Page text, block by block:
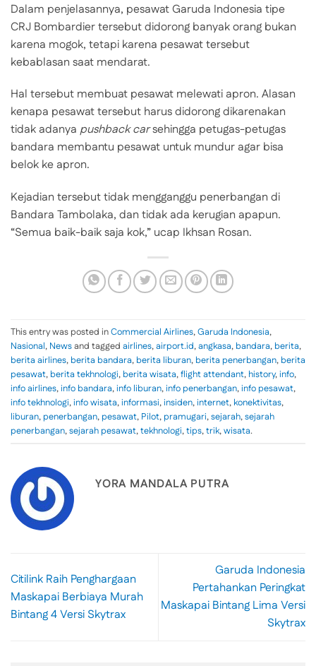
Dalam penjelasannya, pesawat Garuda Indonesia tipe
CRJ Bombardier tersebut didorong banyak orang bukan
karena mogok, tetapi karena pesawat tersebut
kebablasan saat mendarat.
Hal tersebut membuat pesawat melewati apron. Alasan
kenapa pesawat tersebut harus didorong dikarenakan
tidak adanya pushback carsehingga petugas-petugas
bandara membantu pesawat untuk mundur agar bisa
belok ke apron.
Kejadian tersebut tidak mengganggu penerbangan di
Bandara Tambolaka, dan tidak ada kerugian apapun.
“Semua baik-baik saja kok,” ucap Ikhsan Rosan.
This entry was posted inCommercial Airlines,Garuda Indonesia,
Nasional, Newsand tagged airlines,airport.id,angkasa, bandara, berita,
berita airlines, berita bandara, berita liburan, berita penerbangan, berita
pesawat, berita tekhnologi, berita wisata,flight attendant, history,info,
info airlines,info bandara,info liburan,info penerbangan,info pesawat,
info tekhnologi,info wisata,informasi,insiden,internet, konektivitas,
liburan,penerbangan,pesawat, Pilot,pramugari,sejarah,sejarah
penerbangan,sejarah pesawat,tekhnologi,tips,trik,wisata.
YORA MANDALA PUTRA
Citilink Raih Penghargaan
Maskapai Berbiaya Murah
Bintang 4 Versi Skytrax
Garuda Indonesia
Pertahankan Peringkat
Maskapai Bintang Lima Versi
Skytrax